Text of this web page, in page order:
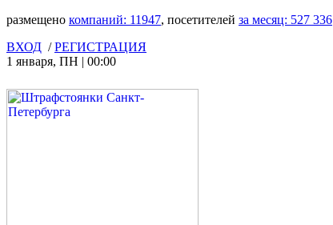
размещено компаний: 11947, посетителей за месяц: 527 336
ВХОД /РЕГИСТРАЦИЯ
1 января, ПН | 00:00